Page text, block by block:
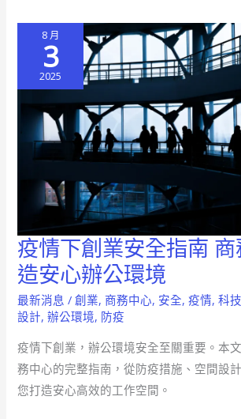
8 月
3
2025
疫情下創業安全指南
造安心辦公環境
最新消息 /創業, 商務中心, 安全,疫情,科
設計,辦公環境, 防疫
疫情下創業，辦公環境安全至關重要。本
務中心的完整指南，從防疫措施、空間設
您打造安心高效的工作空間。
疫
情
下
創
安
全
指